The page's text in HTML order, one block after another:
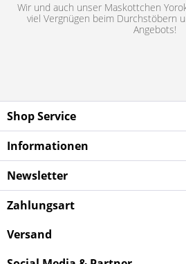
Wir und auch unser Maskottchen
viel Vergnügen beim Durchstöbern
Angebots!
Shop Service
Informationen
Newsletter
Zahlungsart
Versand